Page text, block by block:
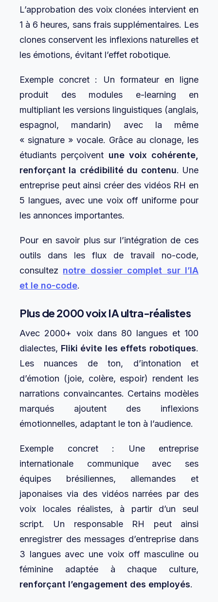
L’approbation des voix clonées intervient en
1 à 6 heures, sans frais supplémentaires. Les
clones conservent les inflexions naturelles et
les émotions, évitant l’effet robotique.
Exemple concret : Un formateur en ligne
produit des modules e-learning en
multipliant les versions linguistiques (anglais,
espagnol, mandarin) avec la même
« signature » vocale. Grâce au clonage, les
étudiants perçoivent une voix cohérente,
renforçant la crédibilité du contenu. Une
entreprise peut ainsi créer des vidéos RH en
5 langues, avec une voix off uniforme pour
les annonces importantes.
Pour en savoir plus sur l’intégration de ces
outils dans les flux de travail no-code,
consultez notre dossier complet sur l’IA
et le no-code.
Plus de 2000 voix IA ultra-réalistes
Avec 2000+ voix dans 80 langues et 100
dialectes, Fliki évite les effets robotiques.
Les nuances de ton, d’intonation et
d’émotion (joie, colère, espoir) rendent les
narrations convaincantes. Certains modèles
marqués ajoutent des inflexions
émotionnelles, adaptant le ton à l’audience.
Exemple concret : Une entreprise
internationale communique avec ses
équipes brésiliennes, allemandes et
japonaises via des vidéos narrées par des
voix locales réalistes, à partir d’un seul
script. Un responsable RH peut ainsi
enregistrer des messages d’entreprise dans
3 langues avec une voix off masculine ou
féminine adaptée à chaque culture,
renforçant l’engagement des employés.